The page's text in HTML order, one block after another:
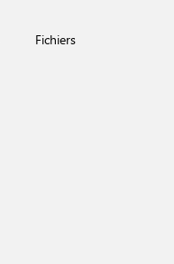
Fichiers